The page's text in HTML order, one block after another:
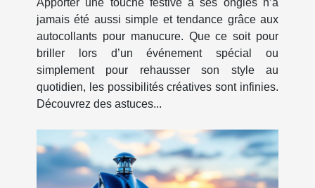
Apporter une touche festive à ses ongles n’a
jamais été aussi simple et tendance grâce aux
autocollants pour manucure. Que ce soit pour
briller lors d’un événement spécial ou
simplement pour rehausser son style au
quotidien, les possibilités créatives sont infinies.
Découvrez des astuces...